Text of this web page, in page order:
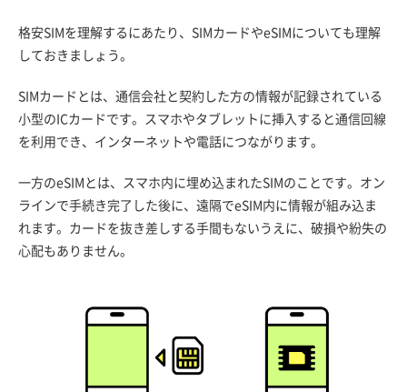
格安SIMを理解するにあたり、SIMカードやeSIMについても理解
しておきましょう。
SIMカードとは、通信会社と契約した方の情報が記録されている
小型のICカードです。スマホやタブレットに挿入すると通信回線
を利用でき、インターネットや電話につながります。
一方のeSIMとは、スマホ内に埋め込まれたSIMのことです。オン
ラインで手続き完了した後に、遠隔でeSIM内に情報が組み込ま
れます。カードを抜き差しする手間もないうえに、破損や紛失の
心配もありません。